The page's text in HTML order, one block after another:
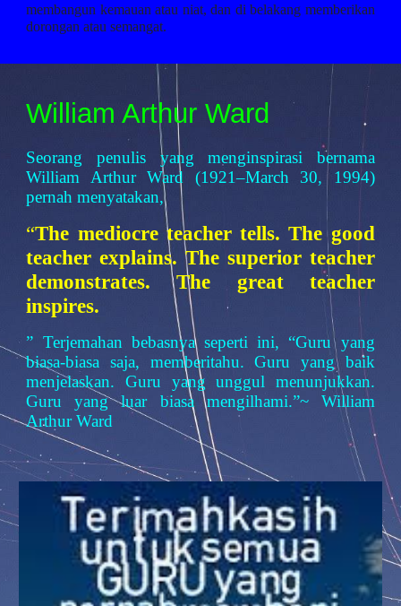
membangun kemauan atau niat, dan di belakang memberikan
dorongan atau semangat.
William Arthur Ward
Seorang penulis yang menginspirasi bernama
William Arthur Ward (1921–March 30, 1994)
pernah menyatakan,
“The mediocre teacher tells. The good
teacher explains. The superior teacher
demonstrates. The great teacher
inspires.
” Terjemahan bebasnya seperti ini, “Guru yang
biasa-biasa saja, memberitahu. Guru yang baik
menjelaskan. Guru yang unggul menunjukkan.
Guru yang luar biasa mengilhami.”~ William
Arthur Ward